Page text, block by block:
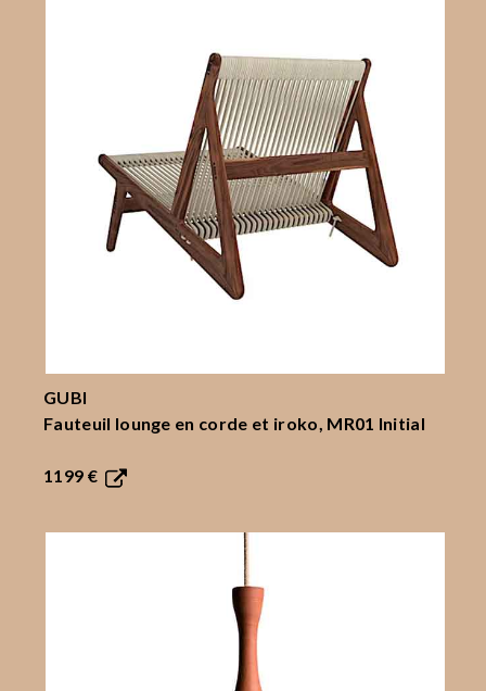
GUBI
Fauteuil lounge en corde et iroko, MR01 Initial
1199 €